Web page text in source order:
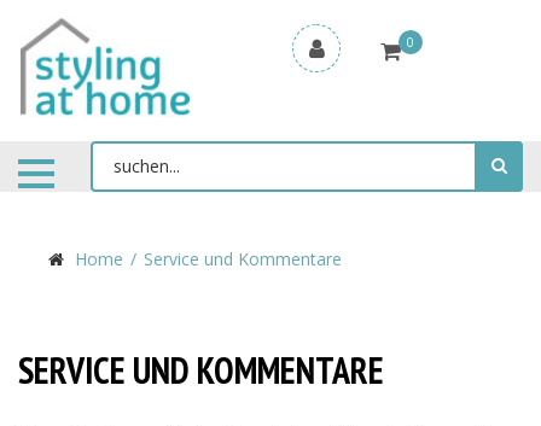
0
Home Service und Kommentare
SERVICE UND KOMMENTARE